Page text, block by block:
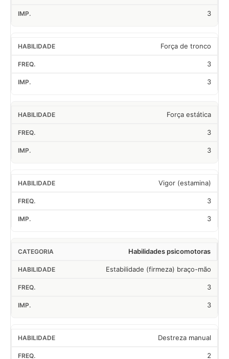
3
Força de tronco
3
3
Força estática
3
3
Vigor (estamina)
3
3
Habilidades psicomotoras
Estabilidade (firmeza) braço-mão
3
3
Destreza manual
2